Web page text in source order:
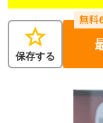
star
保存する